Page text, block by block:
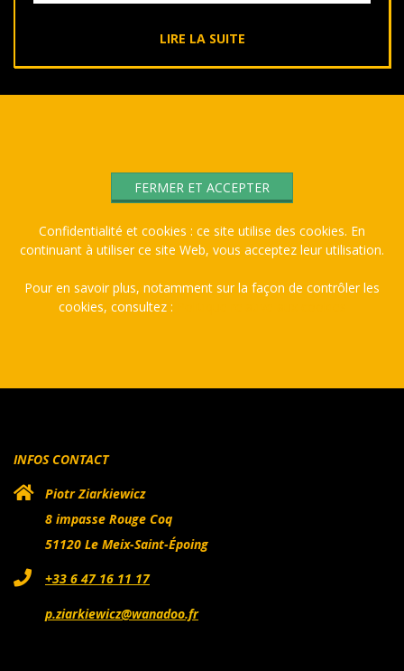
LIRE LA SUITE
01-
Confidentialité et cookies : ce site utilise des cookies. En
continuant à utiliser ce site Web, vous acceptez leur utilisation.
Pour en savoir plus, notamment sur la façon de contrôler les
cookies, consultez :
INFOS CONTACT
Piotr Ziarkiewicz
8 impasse Rouge Coq
51120 Le Meix-Saint-Époing
+33 6 47 16 11 17
p.ziarkiewicz@wanadoo.fr